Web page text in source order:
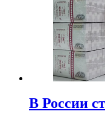
В России